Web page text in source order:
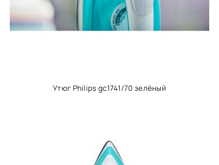
Утюг Philips gc1741/70 зелёный